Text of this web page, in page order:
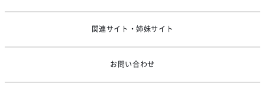
関連サイト・姉妹サイト
お問い合わせ